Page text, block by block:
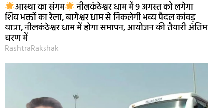
आस्था का संगम नीलकंठेश्वर धाम में 9 अगस्त को लगेगा
शिव भक्तों का रेला, बागेश्वर धाम से निकलेगी भव्य पैदल कांवड़
यात्रा, नीलकंठेश्वर धाम में होगा समापन, आयोजन की तैयारी अंतिम
चरण में
RashtraRakshak